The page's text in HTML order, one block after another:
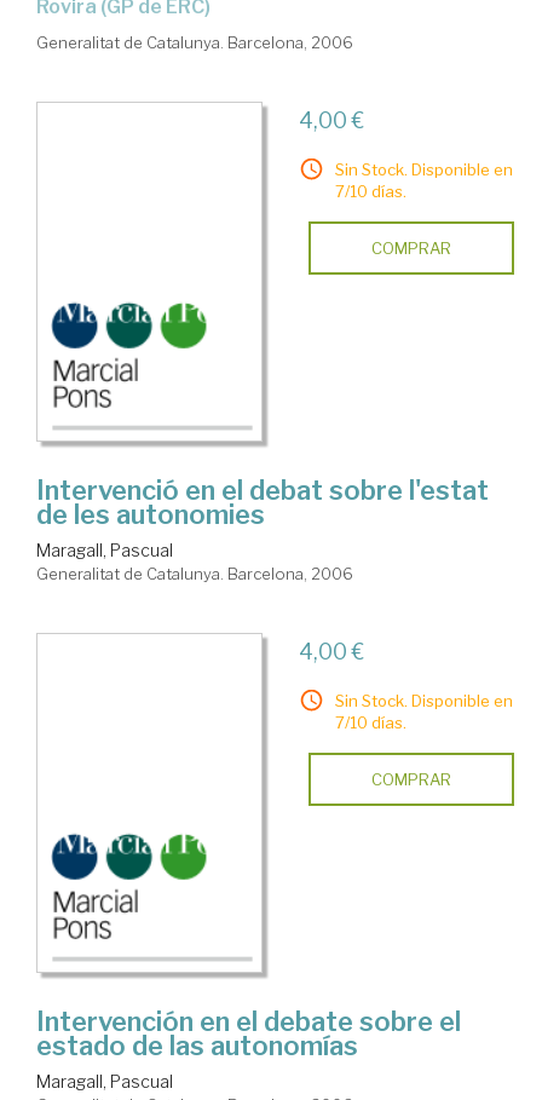
Rovira (GP de ERC)
Generalitat de Catalunya. Barcelona, 2006
4,00 €
Sin Stock. Disponible en
7/10 días.
COMPRAR
Intervenció en el debat sobre l'estat
de les autonomies
Maragall, Pascual
Generalitat de Catalunya. Barcelona, 2006
4,00 €
Sin Stock. Disponible en
7/10 días.
COMPRAR
Intervención en el debate sobre el
estado de las autonomías
Maragall, Pascual